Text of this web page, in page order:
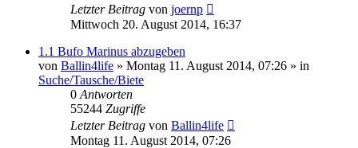
Letzter Beitrag von joernp
Mittwoch 20. August 2014, 16:37
1.1 Bufo Marinus abzugeben
von Ballin4life » Montag 11. August 2014, 07:26 » in
Suche/Tausche/Biete
0 Antworten
55244 Zugriffe
Letzter Beitrag von Ballin4life
Montag 11. August 2014, 07:26